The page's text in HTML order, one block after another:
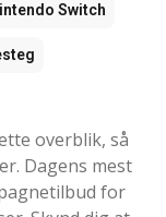
Switch
overblik, så
Dagens mest
for